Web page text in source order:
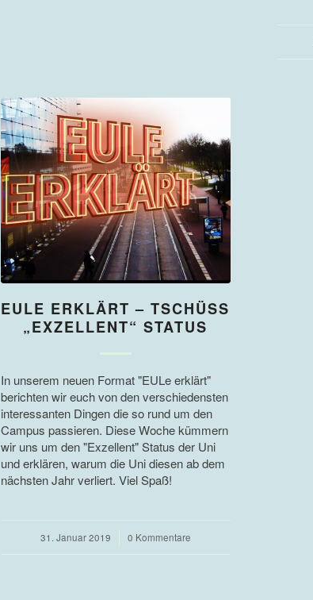
EULE ERKLÄRT – TSCHÜSS
„EXZELLENT“ STATUS
In unserem neuen Format "EULe erklärt"
berichten wir euch von den verschiedensten
interessanten Dingen die so rund um den
Campus passieren. Diese Woche kümmern
wir uns um den "Exzellent" Status der Uni
und erklären, warum die Uni diesen ab dem
nächsten Jahr verliert. Viel Spaß!
31. Januar 2019
/ 0 Kommentare